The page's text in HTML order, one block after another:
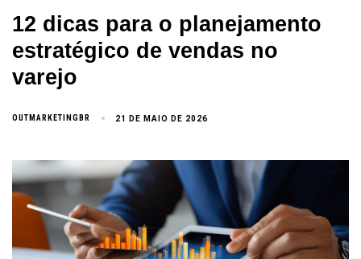
12 dicas para o planejamento
estratégico de vendas no
varejo
OUTMARKETINGBR 21 DE MAIO DE 2026